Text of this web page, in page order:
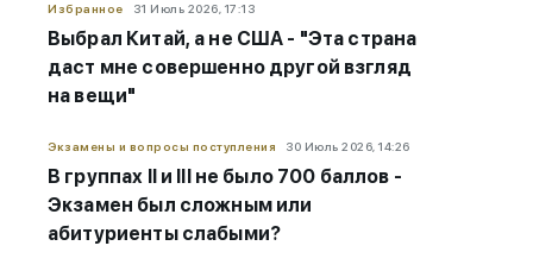
Избранное 31 Июль 2026, 17:13
Выбрал Китай, а не США - "Эта страна
даст мне совершенно другой взгляд
на вещи"
Экзамены и вопросы поступления 30 Июль 2026, 14:26
В группах II и III не было 700 баллов -
Экзамен был сложным или
абитуриенты слабыми?